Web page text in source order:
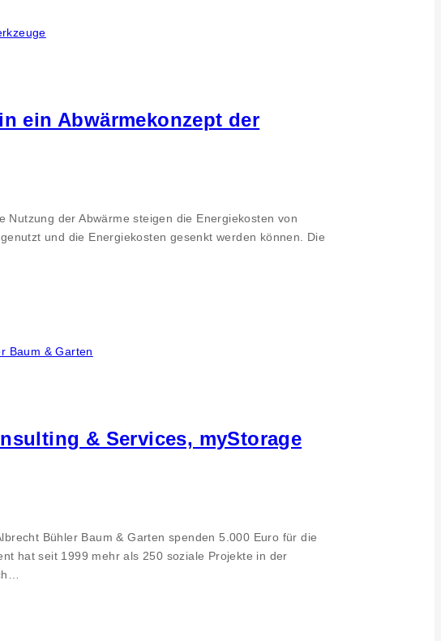
ein Abwärmekonzept der
der Abwärme steigen die Energiekosten von
und die Energiekosten gesenkt werden können. Die
& Services, myStorage
Bühler Baum & Garten spenden 5.000 Euro für die
hat seit 1999 mehr als 250 soziale Projekte in der